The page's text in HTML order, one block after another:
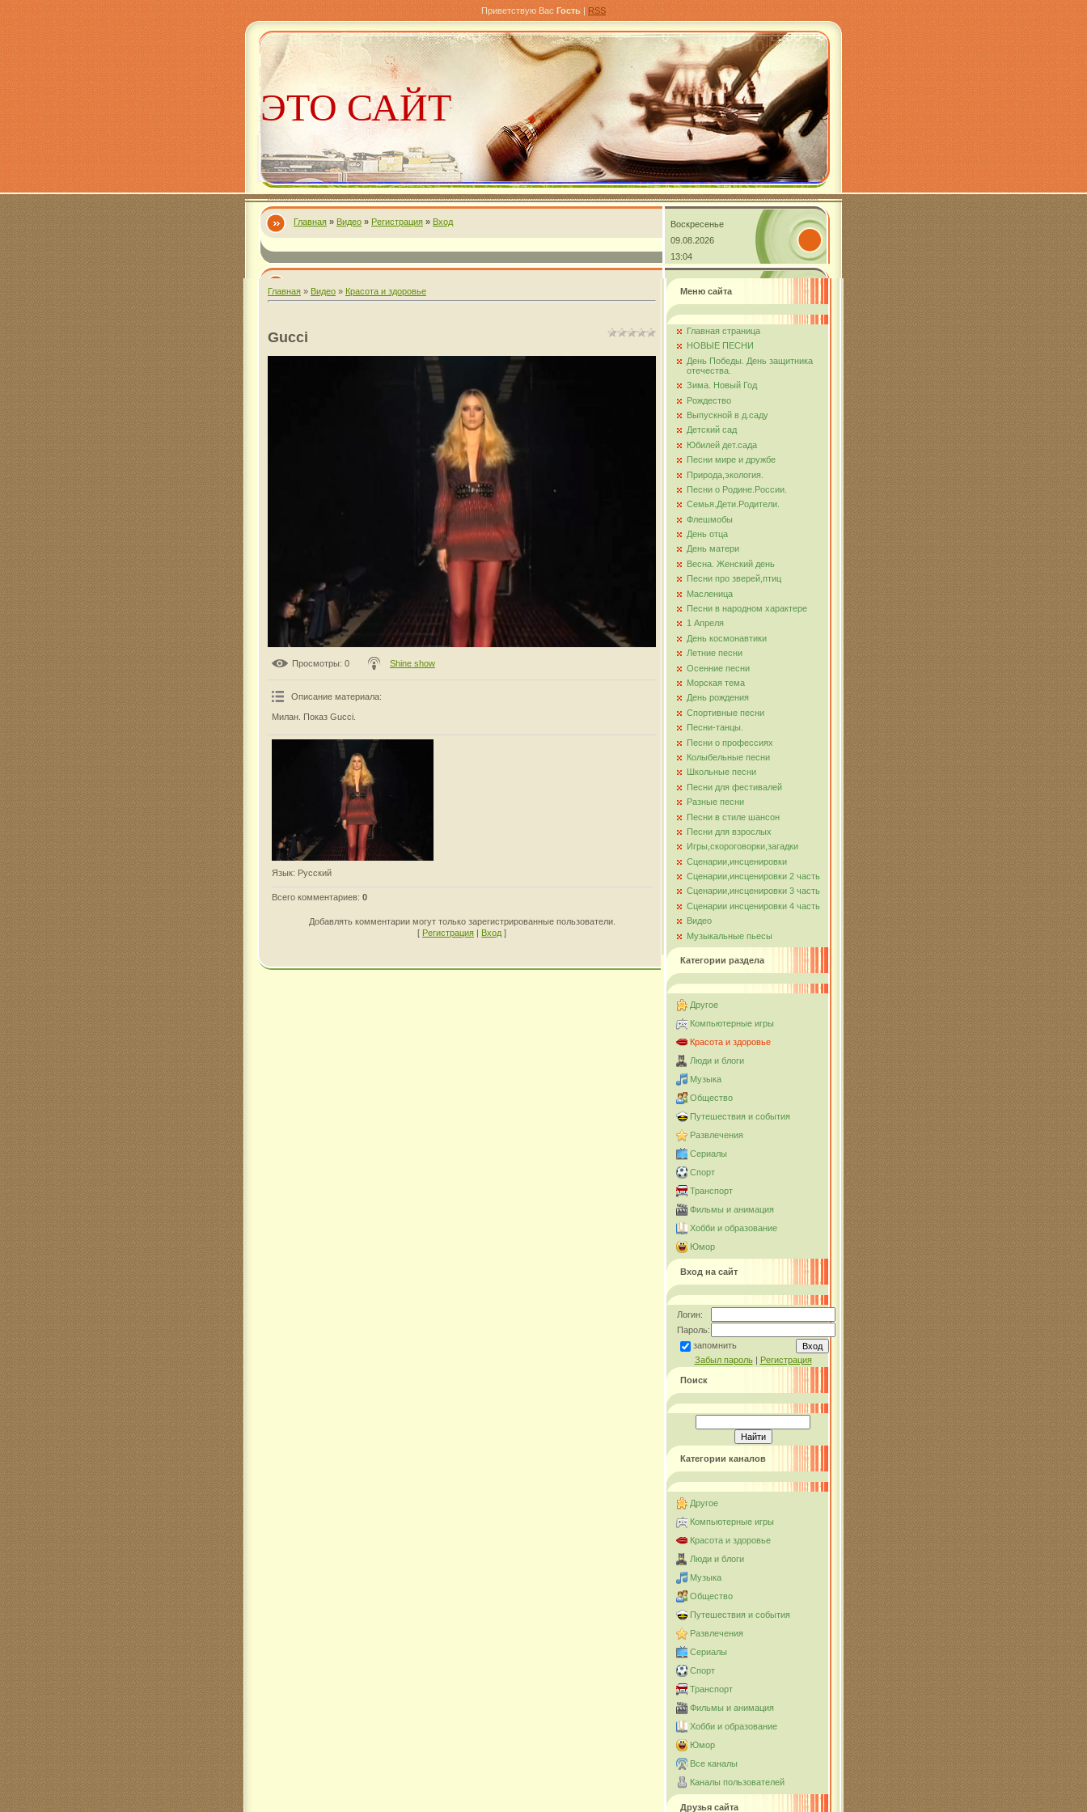
Приветствую Вас Гость | RSS
ЭТО САЙТ
Александра
Главная » Видео » Регистрация » Вход
Воскресенье
09.08.2026
13:04
Главная » Видео » Красота и здоровье
Gucci
Просмотры: 0 Shine show
Описание материала:
Милан. Показ Gucci.
Язык: Русский
Всего комментариев: 0
Добавлять комментарии могут только зарегистрированные пользователи.
[ Регистрация | Вход ]
Меню сайта
Главная страница
НОВЫЕ ПЕСНИ
День Победы. День защитника
отечества.
Зима. Новый Год
Рождество
Выпускной в д.саду
Детский сад
Юбилей дет.сада
Песни мире и дружбе
Природа,экология.
Песни о Родине.России.
Семья.Дети.Родители.
Флешмобы
День отца
День матери
Весна. Женский день
Песни про зверей,птиц
Масленица
Песни в народном характере
1 Апреля
День космонавтики
Летние песни
Осенние песни
Морская тема
День рождения
Спортивные песни
Песни-танцы.
Песни о профессиях
Колыбельные песни
Школьные песни
Песни для фестивалей
Разные песни
Песни в стиле шансон
Песни для взрослых
Игры,скороговорки,загадки
Сценарии,инсценировки
Сценарии,инсценировки 2 часть
Сценарии,инсценировки 3 часть
Сценарии инсценировки 4 часть
Видео
Музыкальные пьесы
Категории раздела
Другое
Компьютерные игры
Красота и здоровье
Люди и блоги
Музыка
Общество
Путешествия и события
Развлечения
Сериалы
Спорт
Транспорт
Фильмы и анимация
Хобби и образование
Юмор
Вход на сайт
Логин:
Пароль:
запомнить
Забыл пароль| Регистрация
Поиск
Категории каналов
Другое
Компьютерные игры
Красота и здоровье
Люди и блоги
Музыка
Общество
Путешествия и события
Развлечения
Сериалы
Спорт
Транспорт
Фильмы и анимация
Хобби и образование
Юмор
Все каналы
Каналы пользователей
Друзья сайта